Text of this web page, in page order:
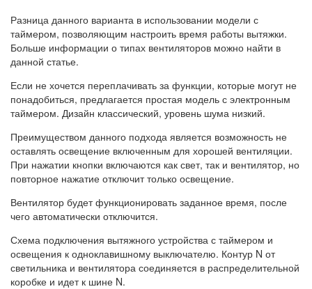
Разница данного варианта в использовании модели с
таймером, позволяющим настроить время работы вытяжки.
Больше информации о типах вентиляторов можно найти в
данной статье.
Если не хочется переплачивать за функции, которые могут не
понадобиться, предлагается простая модель с электронным
таймером. Дизайн классический, уровень шума низкий.
Преимуществом данного подхода является возможность не
оставлять освещение включенным для хорошей вентиляции.
При нажатии кнопки включаются как свет, так и вентилятор, но
повторное нажатие отключит только освещение.
Вентилятор будет функционировать заданное время, после
чего автоматически отключится.
Схема подключения вытяжного устройства с таймером и
освещения к одноклавишному выключателю. Контур N от
светильника и вентилятора соединяется в распределительной
коробке и идет к шине N.